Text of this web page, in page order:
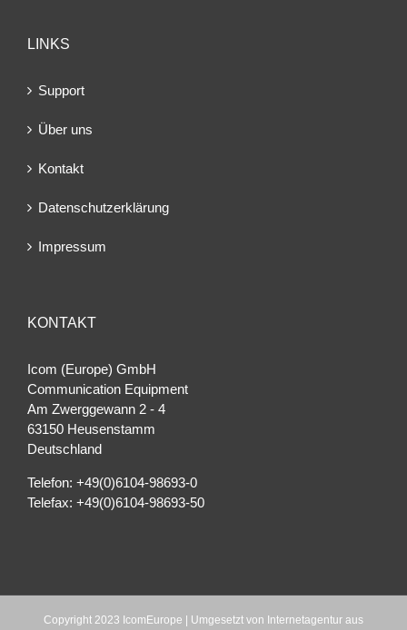
LINKS
Support
Über uns
Kontakt
Datenschutzerklärung
Impressum
KONTAKT
Icom (Europe) GmbH
Communication Equipment
Am Zwerggewann 2 ‐ 4
63150 Heusenstamm
Deutschland
Telefon: +49(0)6104-98693-0
Telefax: +49(0)6104-98693-50
Copyright 2023 IcomEurope | Umgesetzt von Internetagentur aus